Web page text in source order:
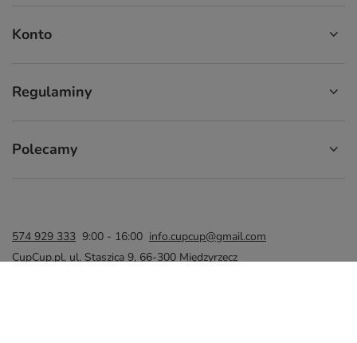
Konto
Regulaminy
Polecamy
574 929 333 9:00 - 16:00 info.cupcup@gmail.com
CupCup.pl, ul. Staszica 9, 66-300 Międzyrzecz